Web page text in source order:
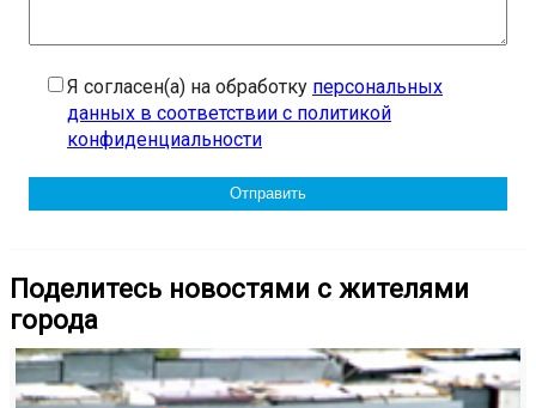
Я согласен(а) на обработку персональных
данных в соответствии с политикой
конфиденциальности
Поделитесь новостями с жителями
города